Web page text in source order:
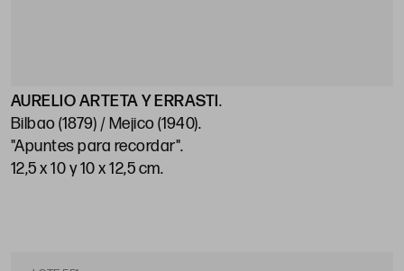
AURELIO ARTETA Y ERRASTI .
Bilbao (1879) / Mejico (1940).
"Apuntes para recordar".
12,5 x 10 y 10 x 12,5 cm.